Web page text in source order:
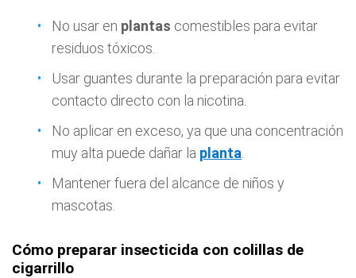
No usar en plantas comestibles para evitar
residuos tóxicos.
Usar guantes durante la preparación para evitar
contacto directo con la nicotina.
No aplicar en exceso, ya que una concentración
muy alta puede dañar la planta
Mantener fuera del alcance de niños y
mascotas.
Cómo preparar insecticida con colillas de
cigarrillo